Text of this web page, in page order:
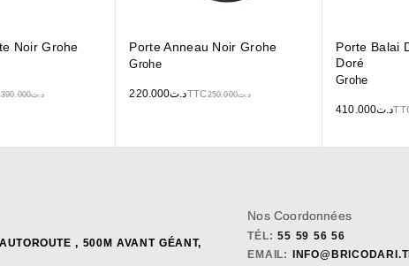
Noir Grohe
د.ت390.000
Porte Anneau Noir Grohe
Grohe
د.ت250.000 د.ت220.000 TTC
Porte Balai
Doré
Grohe
د.ت410.000
, 500M AVANT GÉANT,
Nos Coordonnées
TÉL: 55 59 56 56
EMAIL: